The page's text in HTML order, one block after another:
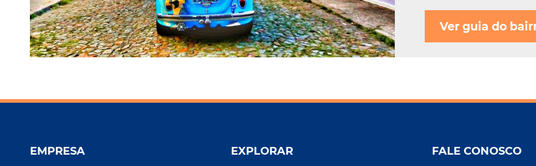
Ver guia do
EMPRESA EXPLORAR FALE CONOSCO